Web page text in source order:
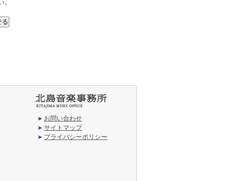
お問い合わせ
サイトマップ
プライバシーポリシー